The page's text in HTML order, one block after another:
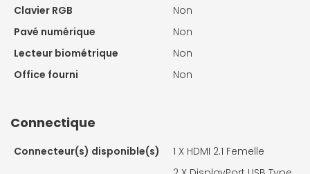
Clavier RGB
Non
Pavé numérique
Non
Lecteur biométrique
Non
Office fourni
Non
Connectique
Connecteur(s) disponible(s) 1 X HDMI 2.1 Femelle